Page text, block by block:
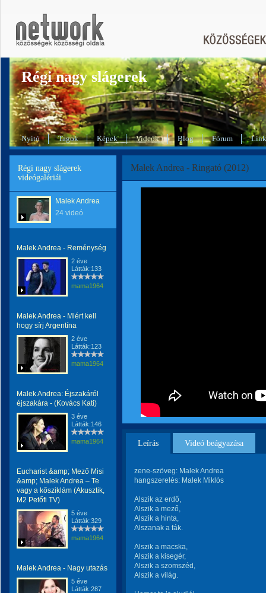
Régi nagy slágerek
Nyitó Tagok Képek Videók Blog Fórum
Régi nagy slágerek
videógalériái
Malek Andrea
24 videó
Malek Andrea - Reménység
2 éve
Látták:133
mama1964
Malek Andrea - Miért kell
hogy sírj Argentína
2 éve
Látták:123
mama1964
Malek Andrea: Éjszakáról
éjszakára - (Kovács Kati)
3 éve
Látták:146
mama1964
Eucharist &amp; Mező Misi
&amp; Malek Andrea – Te
vagy a kősziklám (Akusztik,
M2 Petőfi TV)
5 éve
Látták:329
mama1964
Malek Andrea - Nagy utazás
5 éve
Látták:287
Malek Andrea - Ringató (2012)
Leírás Videó beágyazása
zene-szöveg: Malek Andrea
hangszerelés: Malek Miklós
Alszik az erdő,
Alszik a mező,
Alszik a hinta,
Alszanak a fák.
Alszik a macska,
Alszik a kisegér,
Alszik a szomszéd,
Alszik a világ.